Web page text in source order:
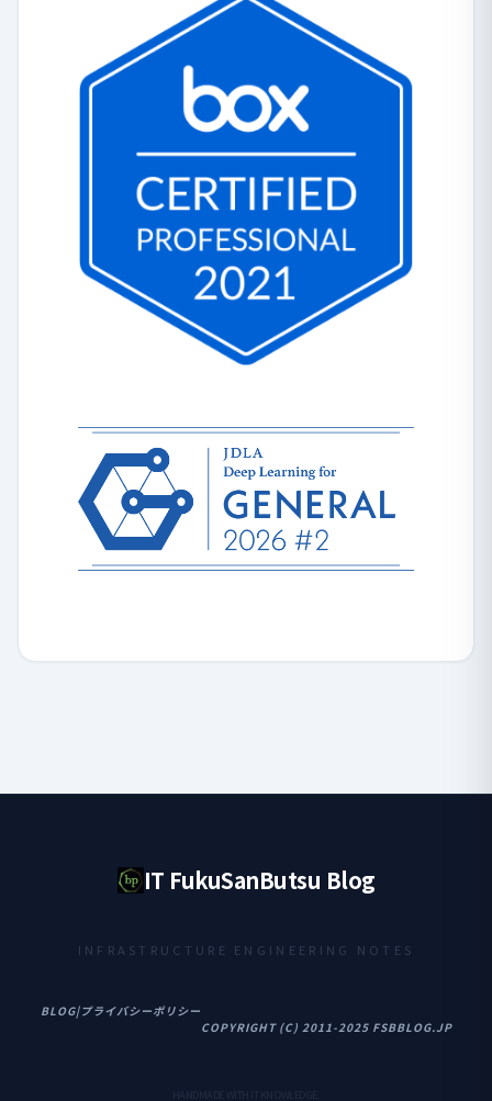
IT FukuSanButsu Blog
INFRASTRUCTURE ENGINEERING NOTES
BLOG|プライバシーポリシー
COPYRIGHT (C) 2011-2025 FSBBLOG.JP